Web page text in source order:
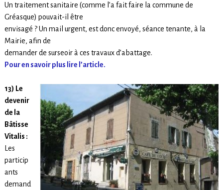
Un traitement sanitaire (comme l’a fait faire la commune de
Gréasque) pouvait-il être
envisagé ? Un mail urgent, est donc envoyé, séance tenante, à la
Mairie, afin de
demander de surseoir à ces travaux d’abattage.
Pour en savoir plus lire l’article.
13) Le
devenir
de la
Bâtisse
Vitalis :
Les
particip
ants
demand